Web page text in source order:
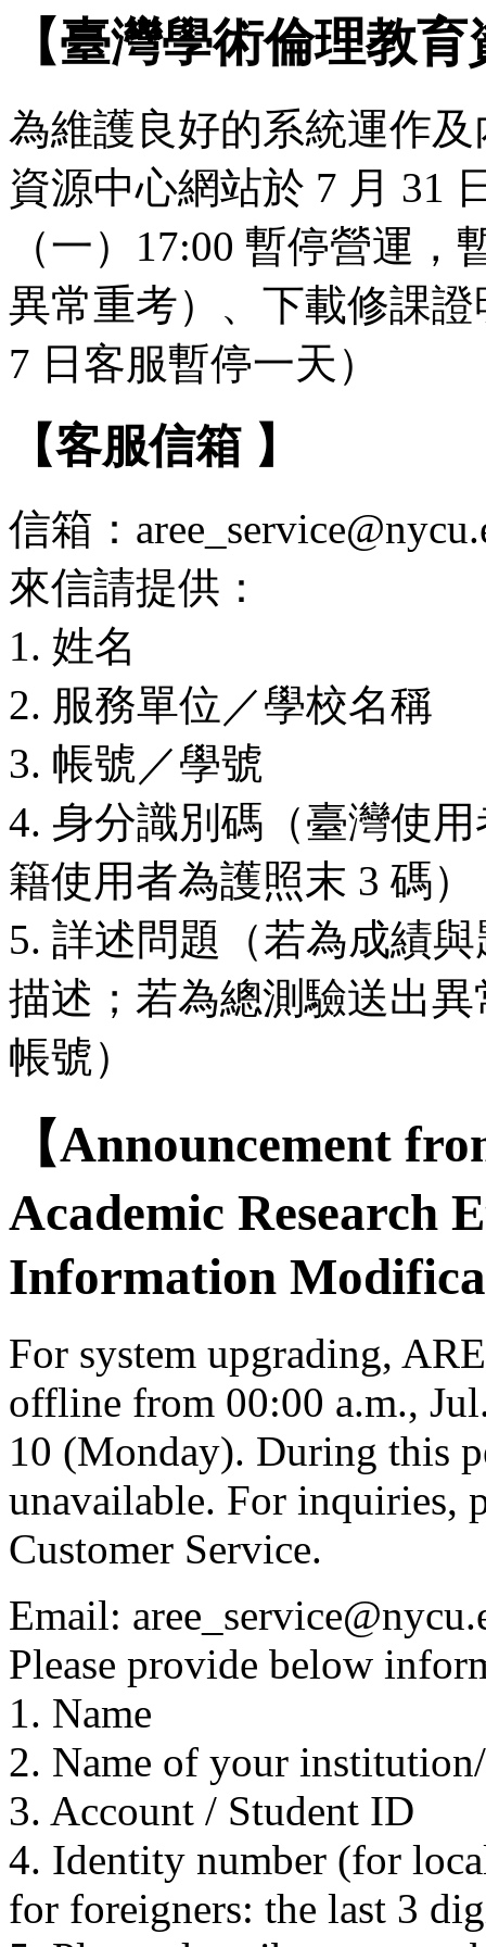
【臺灣學術倫理教
為維護良好的系統運作
資源中心網站於 7 月 31
（一）17:00 暫停營運
異常重考）、下載修課
7 日客服暫停一天）
【客服信箱 】
信箱：
來信請提供：
1. 姓名
2. 服務單位／學校名稱
3. 帳號／學號
4. 身分識別碼（臺灣使
籍使用者為護照末 3 碼）
5. 詳述問題（若為成績
描述；若為總測驗送出
帳號）
【Announcement
Academic Research
Information
For system upgrading,
offline from 00:00 a.m.,
10 (Monday). During this
unavailable. For inquiries,
Customer Service.
Email:
Please provide below
1. Name
2. Name of your
3. Account / Student ID
4. Identity number (for
for foreigners: the last 3